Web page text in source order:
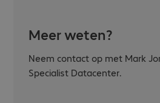
Meer weten?
Neem contact op met Mark
Specialist Datacenter.